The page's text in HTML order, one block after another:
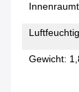
Gewicht: